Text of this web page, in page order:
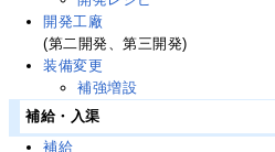
開発工廠
(第二開発、第三開発)
装備変更
補強増設
補給・入渠
補給